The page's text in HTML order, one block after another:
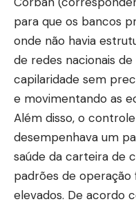
para que os bancos
onde não havia
de redes nacionais
capilaridade sem
e movimentando as
Além disso, o
desempenhava um
saúde da carteira de
padrões de
elevados. De acordo